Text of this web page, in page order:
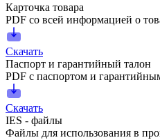
Карточка товара
PDF со всей информацией о
Скачать
Паспорт и гарантийный талон
PDF с паспортом и
Скачать
IES - файлы
Файлы для использования в